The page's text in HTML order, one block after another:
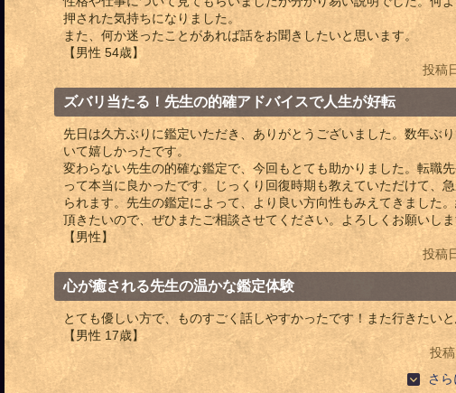
押された気持ちになりました。
また、何か迷ったことがあれば話をお聞きしたいと思います。
【男性 54歳】
投稿
ズバリ当たる！先生の的確アドバイスで人生が好転
先日は久方ぶりに鑑定いただき、ありがとうございました。数年ぶ
いて嬉しかったです。
変わらない先生の的確な鑑定で、今回もとても助かりました。転職
って本当に良かったです。じっくり回復時期も教えていただけて、
られます。先生の鑑定によって、より良い方向性もみえてきました
頂きたいので、ぜひまたご相談させてください。よろしくお願いしま
【男性】
投稿
心が癒される先生の温かな鑑定体験
とても優しい方で、ものすごく話しやすかったです！また行きたい
【男性 17歳】
投
さ